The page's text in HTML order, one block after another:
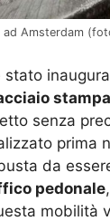
Amsterdam
stato
senza
prima
da
pedonale
mobilità